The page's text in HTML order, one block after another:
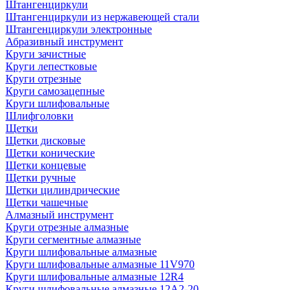
Штангенциркули
Штангенциркули из нержавеющей стали
Штангенциркули электронные
Абразивный инструмент
Круги зачистные
Круги лепестковые
Круги отрезные
Круги самозацепные
Круги шлифовальные
Шлифголовки
Щетки
Щетки дисковые
Щетки конические
Щетки концевые
Щетки ручные
Щетки цилиндрические
Щетки чашечные
Алмазный инструмент
Круги отрезные алмазные
Круги сегментные алмазные
Круги шлифовальные алмазные
Круги шлифовальные алмазные 11V970
Круги шлифовальные алмазные 12R4